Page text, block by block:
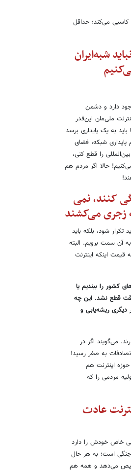
کاسبی می‌کند؛ حداقل
شبه‌ایران
دارد و دشمن
ملی‌مان این‌قدر
به یک پایداری برسد
شبکه، فضای
را قطع کنی،
حالا اگر مردم هم
کنند، نمی
زجری می‌کشند
تکرار شود، بلکه باید
آن سمت برویم. البته
اینکه اینترنت
کشور را ببندیم یا
قطع نشد. این چه
ریشه‌یابی و
می‌گویند اگر در
به صفر رسید!
اینترنت هم
مردمی را که
عادت
خاص خودش را دارد
است؛ به هر حال
می‌دهد و همه هم